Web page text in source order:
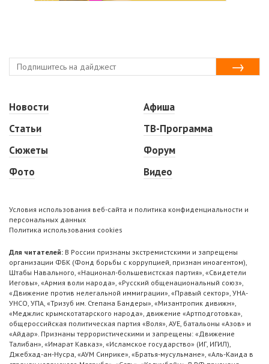
Новости
Статьи
Сюжеты
Фото
Афиша
ТВ-Программа
Форум
Видео
Условия использования веб-сайта и политика конфиденциальности и
персональных данных
Политика использования cookies
Для читателей: В России признаны экстремистскими и запрещены
организации ФБК (Фонд борьбы с коррупцией, признан иноагентом),
Штабы Навального, «Национал-большевистская партия», «Свидетели
Иеговы», «Армия воли народа», «Русский общенациональный союз»,
«Движение против нелегальной иммиграции», «Правый сектор», УНА-
УНСО, УПА, «Тризуб им. Степана Бандеры», «Мизантропик дивижн»,
«Меджлис крымскотатарского народа», движение «Артподготовка»,
общероссийская политическая партия «Воля», АУЕ, батальоны «Азов» и
«Айдар». Признаны террористическими и запрещены: «Движение
Талибан», «Имарат Кавказ», «Исламское государство» (ИГ, ИГИЛ),
Джебхад-ан-Нусра, «АУМ Синрике», «Братья-мусульмане», «Аль-Каида в